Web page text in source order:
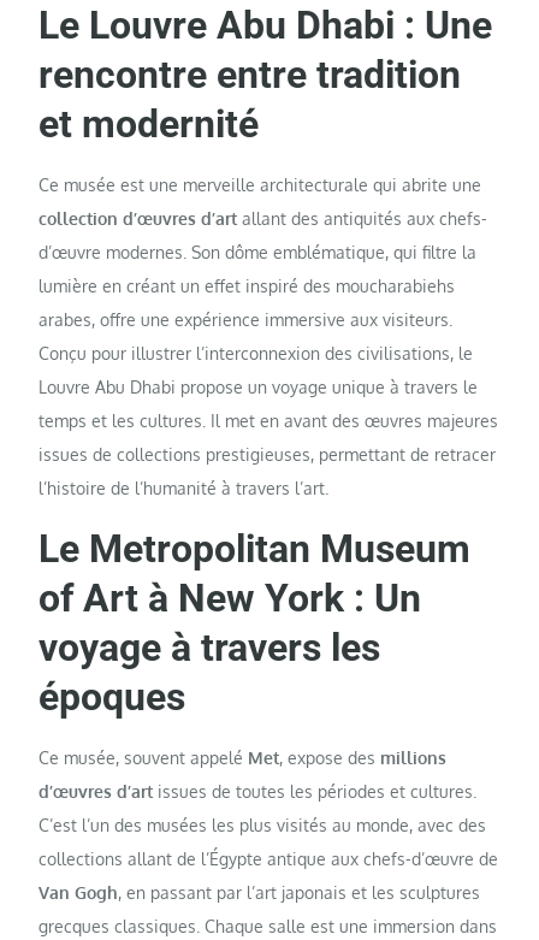
Le Louvre Abu Dhabi : Une
rencontre entre tradition
et modernité
Ce musée est une merveille architecturale qui abrite une
collection d’œuvres d’art allant des antiquités aux chefs-
d’œuvre modernes. Son dôme emblématique, qui filtre la
lumière en créant un effet inspiré des moucharabiehs
arabes, offre une expérience immersive aux visiteurs.
Conçu pour illustrer l’interconnexion des civilisations, le
Louvre Abu Dhabi propose un voyage unique à travers le
temps et les cultures. Il met en avant des œuvres majeures
issues de collections prestigieuses, permettant de retracer
l’histoire de l’humanité à travers l’art.
Le Metropolitan Museum
of Art à New York : Un
voyage à travers les
époques
Ce musée, souvent appelé Met, expose des millions
d’œuvres d’art issues de toutes les périodes et cultures.
C’est l’un des musées les plus visités au monde, avec des
collections allant de l’Égypte antique aux chefs-d’œuvre de
Van Gogh, en passant par l’art japonais et les sculptures
grecques classiques. Chaque salle est une immersion dans